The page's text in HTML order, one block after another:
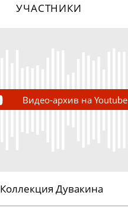
УЧАСТНИКИ
Видео-архив на Youtube
Коллекция Дувакина